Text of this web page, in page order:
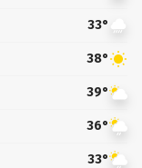
33°
38°
39°
36°
33°